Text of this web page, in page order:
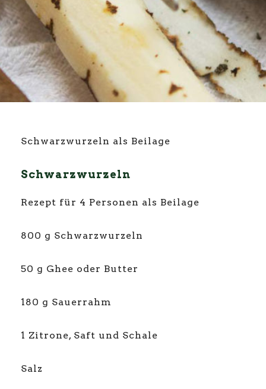
Schwarzwurzeln als Beilage
Schwarzwurzeln
Rezept für 4 Personen als Beilage
800 g Schwarzwurzeln
50 g Ghee oder Butter
180 g Sauerrahm
1 Zitrone, Saft und Schale
Salz